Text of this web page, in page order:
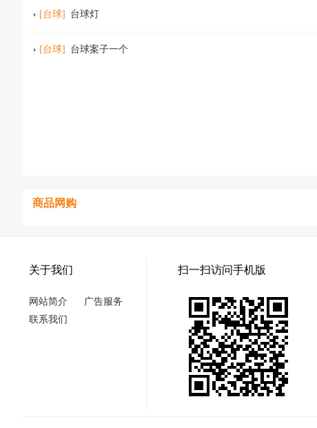
[台球] 台球灯
[台球] 台球案子一个
商品网购
关于我们
网站简介
广告服务
联系我们
扫一扫访问手机版